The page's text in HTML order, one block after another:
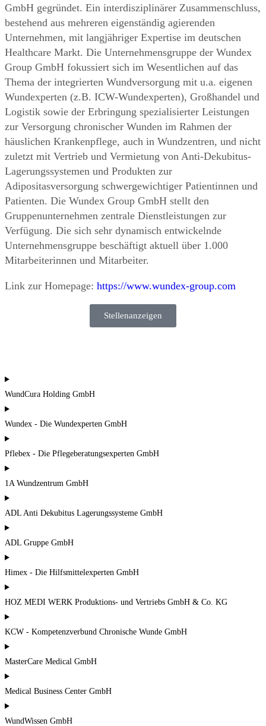
GmbH gegründet. Ein interdisziplinärer Zusammenschluss,
bestehend aus mehreren eigenständig agierenden
Unternehmen, mit langjähriger Expertise im deutschen
Healthcare Markt. Die Unternehmensgruppe der Wundex
Group GmbH fokussiert sich im Wesentlichen auf das
Thema der integrierten Wundversorgung mit u.a. eigenen
Wundexperten (z.B. ICW-Wundexperten), Großhandel und
Logistik sowie der Erbringung spezialisierter Leistungen
zur Versorgung chronischer Wunden im Rahmen der
häuslichen Krankenpflege, auch in Wundzentren, und nicht
zuletzt mit Vertrieb und Vermietung von Anti-Dekubitus-
Lagerungssystemen und Produkten zur
Adipositasversorgung schwergewichtiger Patientinnen und
Patienten. Die Wundex Group GmbH stellt den
Gruppenunternehmen zentrale Dienstleistungen zur
Verfügung. Die sich sehr dynamisch entwickelnde
Unternehmensgruppe beschäftigt aktuell über 1.000
Mitarbeiterinnen und Mitarbeiter.
Link zur Homepage: https://www.wundex-group.com
Stellenanzeigen
WundCura Holding GmbH
Wundex - Die Wundexperten GmbH
Pflebex - Die Pflegeberatungsexperten GmbH
1A Wundzentrum GmbH
ADL Anti Dekubitus Lagerungssysteme GmbH
ADL Gruppe GmbH
Himex - Die Hilfsmittelexperten GmbH
HOZ MEDI WERK Produktions- und Vertriebs GmbH & Co. KG
KCW - Kompetenzverbund Chronische Wunde GmbH
MasterCare Medical GmbH
Medical Business Center GmbH
WundWissen GmbH